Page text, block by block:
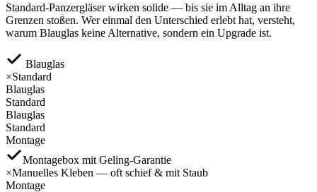
Standard-Panzergläser wirken solide — bis sie im Alltag an ihre
Grenzen stoßen. Wer einmal den Unterschied erlebt hat, versteht,
warum Blauglas keine Alternative, sondern ein Upgrade ist.
Blauglas
×Standard
Blauglas
Standard
Blauglas
Standard
Montage
Montagebox mit Geling‑Garantie
×Manuelles Kleben — oft schief & mit Staub
Montage